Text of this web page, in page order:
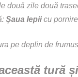
două zile două
Șaua Iepiicu
pe deplin de
tură